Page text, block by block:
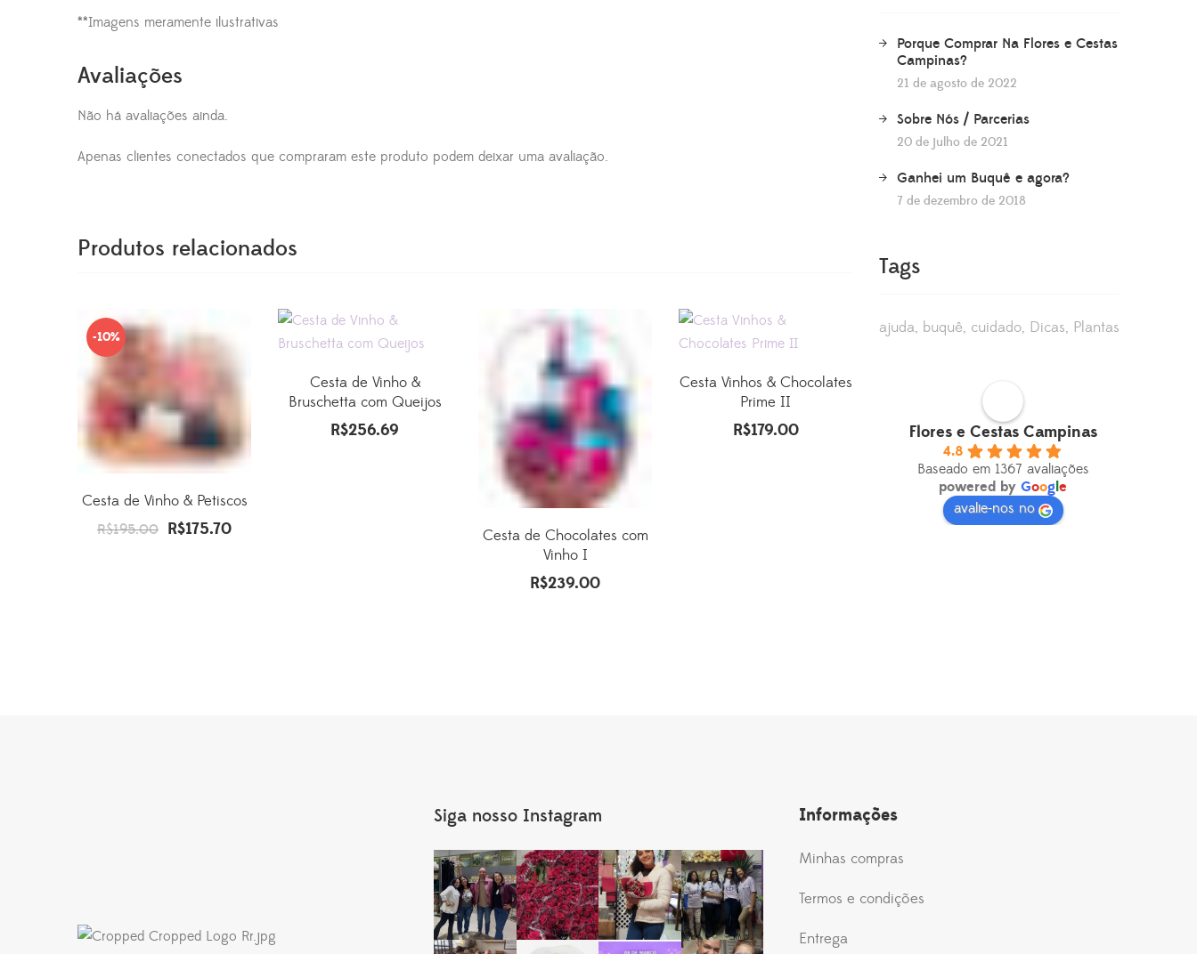
**Imagens meramente ilustrativas
Avaliações
Não há avaliações ainda.
Apenas clientes conectados que compraram este produto podem deixar uma avaliação.
Produtos relacionados
-10%
Cesta de Vinho & Petiscos
R$195.00
O
R$175.70O
Cesta de Vinho &
Bruschetta com Queijos
R$256.69
Cesta de Chocolates com
Vinho I
R$239.00
Cesta Vinhos & Chocolates
Prime II
R$179.00
Porque Comprar Na Flores e Cestas
Campinas?
21 de agosto de 2022
Sobre Nós / Parcerias
20 de julho de 2021
Ganhei um Buquê e agora?
7 de dezembro de 2018
Tags
ajuda buquê cuidado Dicas Plantas
Flores e Cestas Campinas
4.8
Baseado em 1367 avaliações
powered by Google
avalie-nos no
Siga nosso Instagram Informações
Minhas compras
Termos e condições
Entrega